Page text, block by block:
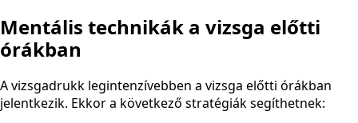
Mentális technikák a vizsga előtti
órákban
A vizsgadrukk legintenzívebben a vizsga előtti órákban
jelentkezik. Ekkor a következő stratégiák segíthetnek: